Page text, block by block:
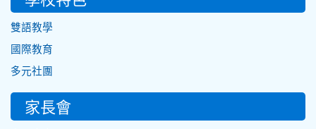
雙語教學
國際教育
多元社團
家長會